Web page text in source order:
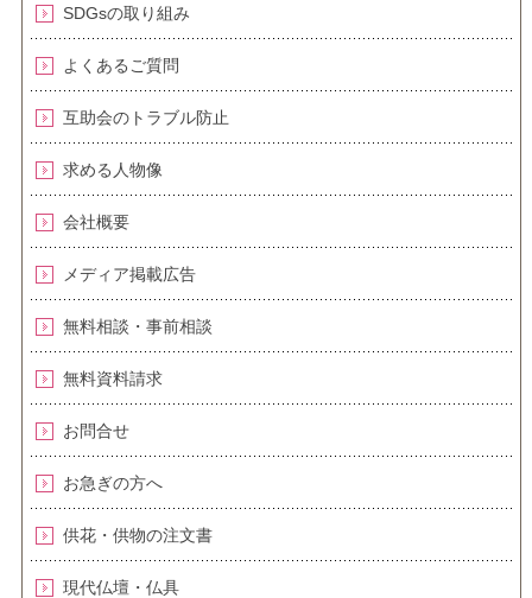
SDGsの取り組み
よくあるご質問
互助会のトラブル防止
求める人物像
会社概要
メディア掲載広告
無料相談・事前相談
無料資料請求
お問合せ
お急ぎの方へ
供花・供物の注文書
現代仏壇・仏具